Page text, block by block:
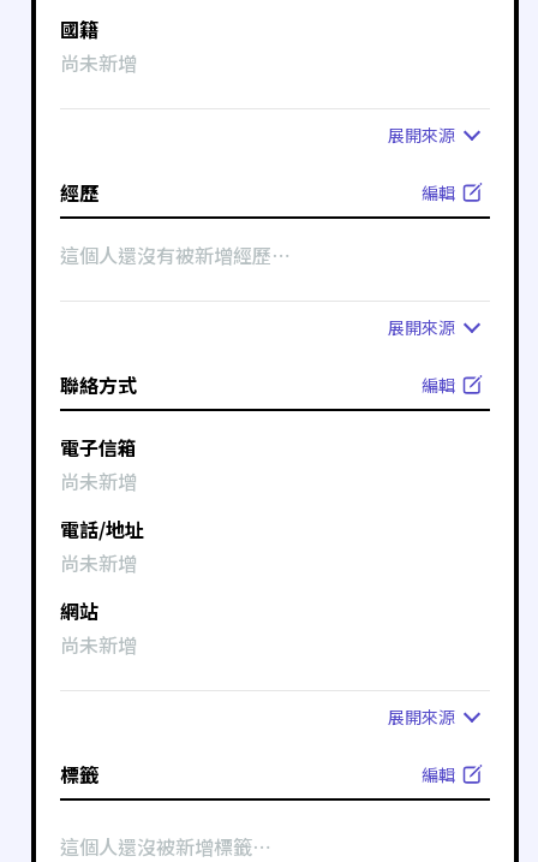
國籍
尚未新增
展開來源
經歷 編輯
這個人還沒有被新增經歷⋯
展開來源
聯絡方式 編輯
電子信箱
尚未新增
電話/地址
尚未新增
網站
尚未新增
展開來源
標籤 編輯
這個人還沒被新增標籤⋯